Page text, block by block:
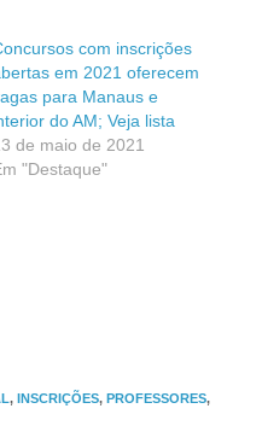
com inscrições
em 2021 oferecem
para Manaus e
do AM; Veja lista
de maio de 2021
"Destaque"
, INSCRIÇÕES, PROFESSORES,